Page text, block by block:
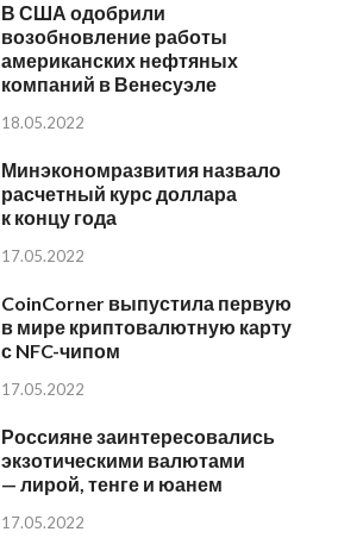
В США одобрили
возобновление работы
американских нефтяных
компаний в Венесуэле
18.05.2022
Минэкономразвития назвало
расчетный курс доллара
к концу года
17.05.2022
CoinCorner выпустила первую
в мире криптовалютную карту
с NFC-чипом
17.05.2022
Россияне заинтересовались
экзотическими валютами
— лирой, тенге и юанем
17.05.2022